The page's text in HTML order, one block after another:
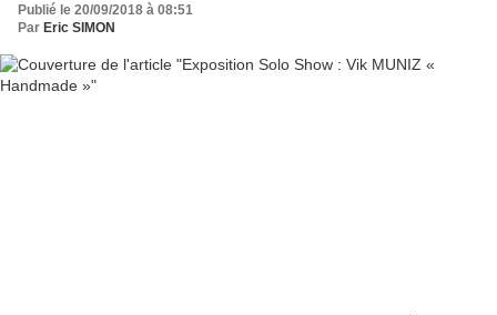
Publié le 20/09/2018 à 08:51
Par Eric SIMON